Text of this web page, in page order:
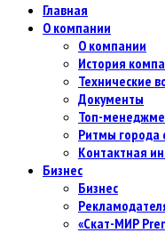
Главная
О компании
О компании
История
Технические
Документы
Топ-
Ритмы города
Контактная
Бизнес
Бизнес
«Скат-МИР